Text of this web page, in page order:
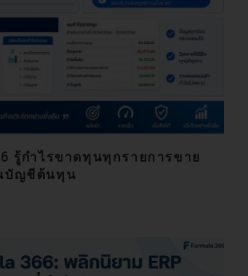
รู้กำไรขาดทุนทุกรายการขาย
บัญชีต้นทุน